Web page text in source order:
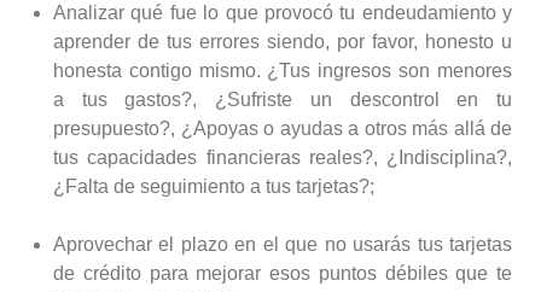
Analizar qué fue lo que provocó tu endeudamiento y
aprender de tus errores siendo, por favor, honesto u
honesta contigo mismo. ¿Tus ingresos son menores
a tus gastos?, ¿Sufriste un descontrol en tu
presupuesto?, ¿Apoyas o ayudas a otros más allá de
tus capacidades financieras reales?, ¿Indisciplina?,
¿Falta de seguimiento a tus tarjetas?;
Aprovechar el plazo en el que no usarás tus tarjetas
de crédito para mejorar esos puntos débiles que te